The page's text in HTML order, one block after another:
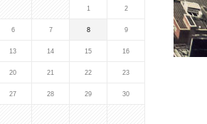
1 2
6 7 8 9
13 14 15 16
20 21 22 23
27 28 29 30